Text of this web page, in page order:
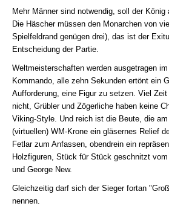
Mehr Männer sind notwendig, soll der König
Die Häscher müssen den Monarchen von
Spielfeldrand genügen drei), das ist der
Entscheidung der Partie.
Weltmeisterschaften werden ausgetragen
Kommando, alle zehn Sekunden ertönt ein
Aufforderung, eine Figur zu setzen. Viel
nicht, Grübler und Zögerliche haben keine
Viking-Style. Und reich ist die Beute, die
(virtuellen) WM-Krone ein gläsernes Relief
Fetlar zum Anfassen, obendrein ein
Holzfiguren, Stück für Stück geschnitzt
und George New.
Gleichzeitig darf sich der Sieger fortan
nennen.